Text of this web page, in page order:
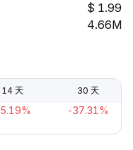
1.99
4.66M
14 天 30 天
-37.31%